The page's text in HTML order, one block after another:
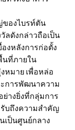
ของไบรท์ตัน
วัลดังกล่าวถือเป็น
งหลังการก่อตั้ง
นที่ภายใน
หมาย เพื่อหล่อ
ะการพัฒนาความ
ย่างยิ่งที่กลุ่มการ
รับถึงความสำคัญ
เป็นศูนย์กลาง